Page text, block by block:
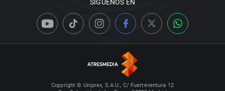
SÍGUENOS EN
Copyright © Uniprex, S.A.U., C/ Fuerteventura 12